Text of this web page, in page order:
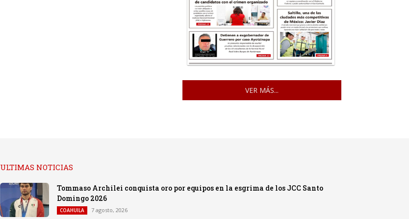
VER MÁS...
ULTIMAS NOTICIAS
Tommaso Archilei conquista oro por equipos en la esgrima de los JCC Santo
Domingo 2026
COAHUILA 7 agosto, 2026